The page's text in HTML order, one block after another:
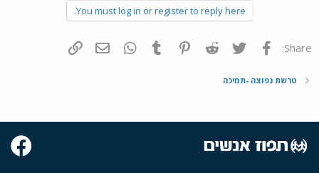
You must log in or register to reply here.
Share: פייסבוק Twitter
Reddit
Pinterest
Tumblr
WhatsAppדואר אלקטרוני
טרשת נפוצה -תמיכה